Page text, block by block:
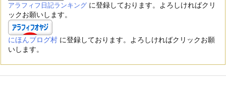
アラフィフ日記ランキング に登録しております。よろしければクリ
ックお願いします。
にほんブログ村 に登録しております。よろしければクリックお願
いします。